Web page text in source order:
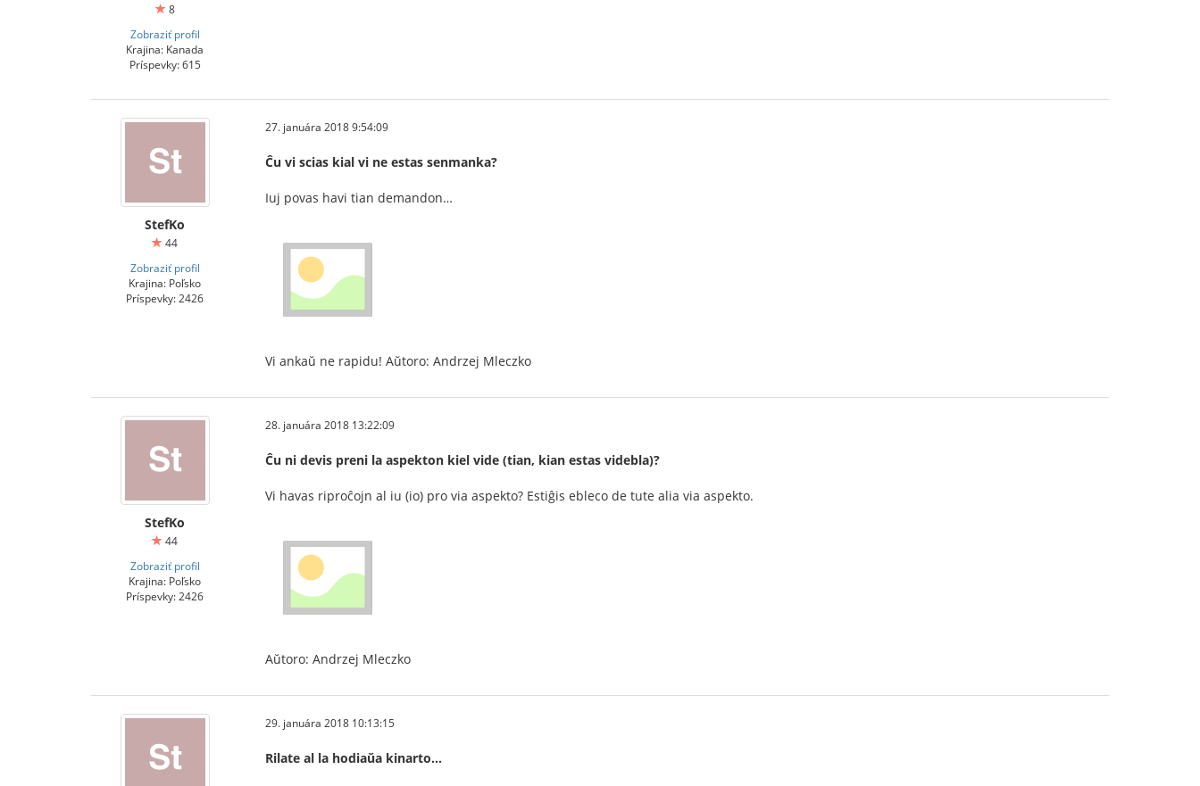
8
Zobraziť profil
Krajina: Kanada
Príspevky: 615
StefKo
44
Zobraziť profil
Krajina: Poľsko
Príspevky: 2426
27. januára 2018 9:54:09
Ĉu vi scias kial vi ne estas senmanka?
Iuj povas havi tian demandon…
Vi ankaŭ ne rapidu! Aŭtoro: Andrzej Mleczko
StefKo
44
Zobraziť profil
Krajina: Poľsko
Príspevky: 2426
28. januára 2018 13:22:09
Ĉu ni devis preni la aspekton kiel vide (tian, kian estas videbla)?
Vi havas riproĉojn al iu (io) pro via aspekto? Estiĝis ebleco de tute alia via aspekto.
Aŭtoro: Andrzej Mleczko
29. januára 2018 10:13:15
Rilate al la hodiaŭa kinarto...